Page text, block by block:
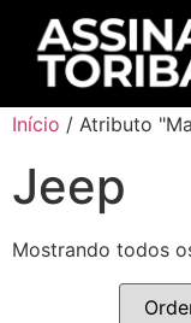
Início / Atributo
Jeep
Mostrando todos